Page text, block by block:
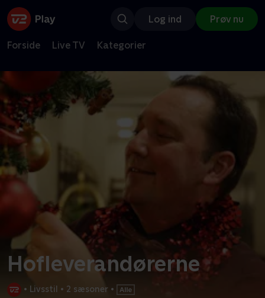
Log ind Prøv nu
Forside Live TV Kategorier
Hofleverandørerne
• Livsstil • 2 sæsoner •